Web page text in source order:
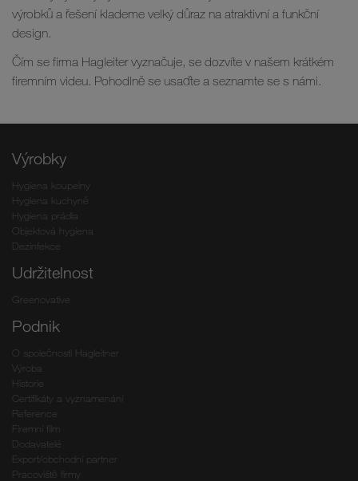
výrobků a řešení klademe velký důraz na atraktivní a funkční
design.
Čím se firma Hagleiter vyznačuje, se dozvíte v našem krátkém
firemním videu. Pohodlně se usaďte a seznamte se s námi.
Výrobky
Hygiena koupelny
Hygiena kuchyně
Hygiena prádla
Objektová hygiena
Dezinfekce
Udržitelnost
Greenovative
Podnik
O společnosti Hagleitner
Výroba
Historie
Certifikáty a vyznamenání
Reference
Firemní film
Dodavatelé
Export/obchodní partner
Pracoviště firmy